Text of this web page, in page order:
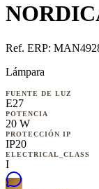
Ref. ERP:
Lámpara
FUENTE DE LUZ
E27
POTENCIA
20 W
PROTECCIÓN IP
IP20
ELECTRICAL_CLASS
I